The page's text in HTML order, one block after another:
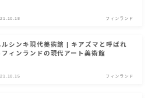
フィンランド
ルシンキ現代美術館 | キアズマと呼ばれ
フィンランドの現代アート美術館
フィンランド